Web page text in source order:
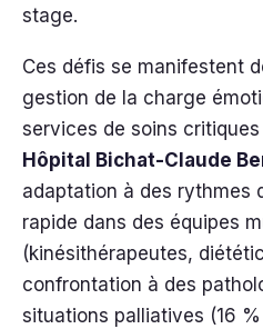
stage.
Ces défis se manifestent
gestion de la charge
services de soins critiques
Hôpital Bichat-Claude
adaptation à des rythmes
rapide dans des équipes
(kinésithérapeutes,
confrontation à des
situations palliatives (16